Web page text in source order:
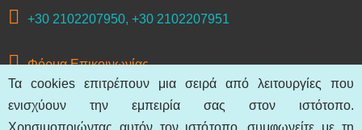
+30 2102207950, +30 2102207951
Φόρμα Επικοινωνίας
Τα cookies επιτρέπουν μια σειρά από λειτουργίες που
ενισχύουν την εμπειρία σας στον ιστότοπο.
Χρησιμοποιώντας αυτόν τον ιστότοπο, συμφωνείτε με τη